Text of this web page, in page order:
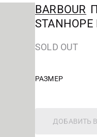
Еще
BARBOUR
STANHOPE
SOLD OUT
РАЗМЕР
ДОБАВИТЬ